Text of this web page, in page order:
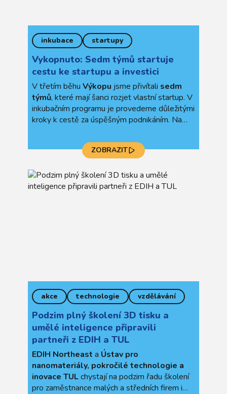
inkubace startupy
Vykopnuto: Sedm týmů startuje
cestu ke startupu a investici
V třetím běhu Výkopu jsme přivítali sedm
týmů, které mají šanci rozjet vlastní startup. V
inkubačním programu je provedeme důležitými
kroky k cestě za úspěšným podnikáním. Na
investorů a budou se ucházet o příležitost
získat pro svůj projektfinanční investici na
ZOBRAZIT
akce technologie vzdělávání
Podzim plný školení 3D tisku a
umělé inteligence připravili
partneři z EDIH a TUL
EDIH Northeast a Ústav pro
nanomateriály, pokročilé technologie a
inovace TULchystají na podzim řadu školení
pro zaměstnance malých a středních firem i